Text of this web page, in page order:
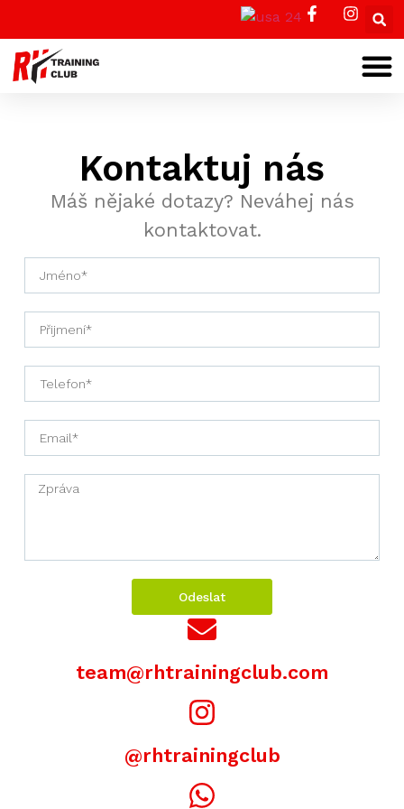
Kontaktuj nás
Máš nějaké dotazy? Neváhej nás
kontaktovat.
Odeslat
team@rhtrainingclub.com
@rhtrainingclub